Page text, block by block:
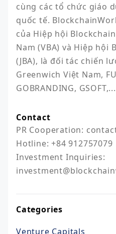
cùng các tổ chức giáo
quốc tế.
của Hiệp hội
Nam (VBA) và Hiệp hội
(JBA), là đối tác chiến
Greenwich Việt Nam,
GOBRANDING, GSOFT,...
Contact
PR Cooperation:
Hotline: +84 912757079
Investment Inquiries:
Categories
Venture Capitals